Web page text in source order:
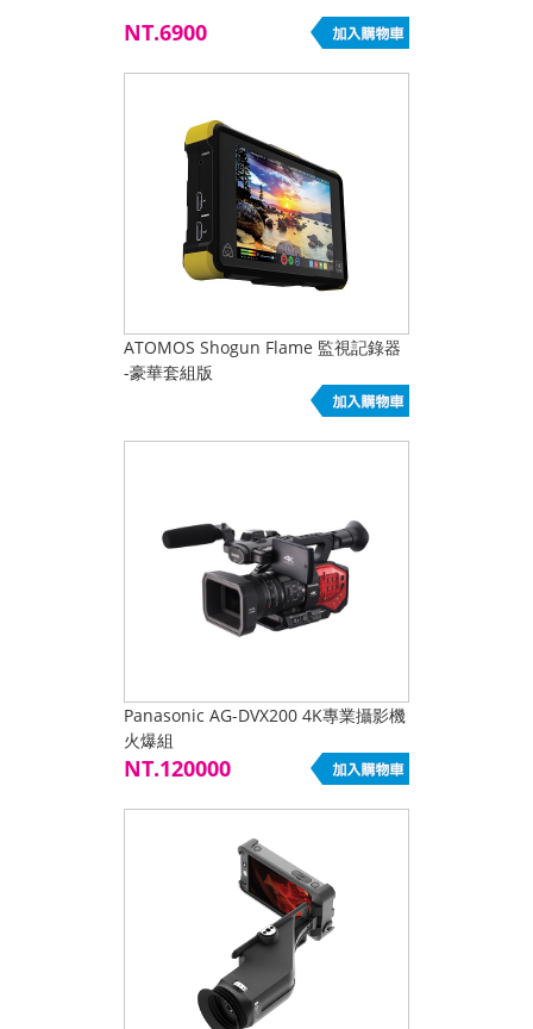
NT.6900
ATOMOS Shogun Flame 監視記錄器
-豪華套組版
Panasonic AG-DVX200 4K專業攝影機
火爆組
NT.120000